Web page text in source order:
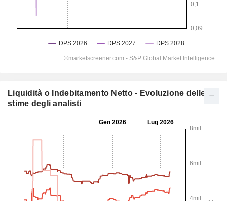
Liquidità o Indebitamento Netto - Evoluzione delle
stime degli analisti